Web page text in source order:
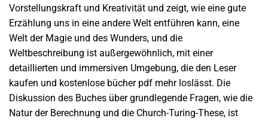
Vorstellungskraft und Kreativität und zeigt, wie eine gute
Erzählung uns in eine andere Welt entführen kann, eine
Welt der Magie und des Wunders, und die
Weltbeschreibung ist außergewöhnlich, mit einer
detaillierten und immersiven Umgebung, die den Leser
kaufen und kostenlose bücher pdf mehr loslässt. Die
Diskussion des Buches über grundlegende Fragen, wie die
Natur der Berechnung und die Church-Turing-These, ist